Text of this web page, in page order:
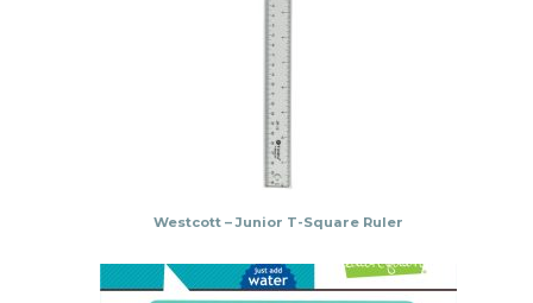
Westcott – Junior T-Square Ruler